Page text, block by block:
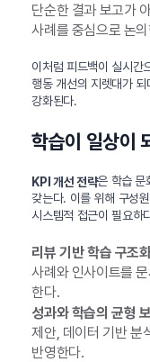
단순한 결과 보고가
사례를 중심으로 논
이처럼 피드백이 실시간
행동 개선의 지렛대가
강화된다.
학습이 일상이
KPI 개선 전략은 학습 문
갖는다. 이를 위해 구성
시스템적 접근이 필요하
리뷰 기반 학습 구조
사례와 인사이트를
한다.
성과와 학습의 균형
제안, 데이터 기반 분
반영한다.